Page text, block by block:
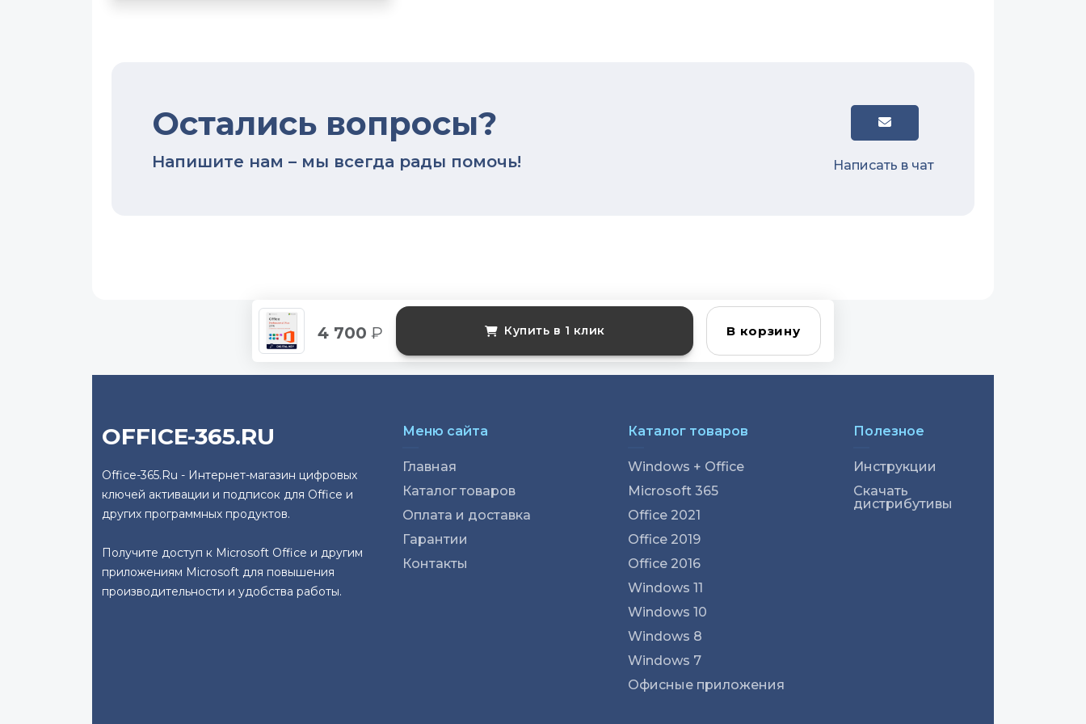
Остались вопросы?
Напишите нам – мы всегда рады помочь! Написать в чат
4 700 ₽ Купить в 1 клик В корзину
OFFICE-365.RU
Office-365.Ru - Интернет-магазин цифровых
ключей активации и подписок для Office и
других программных продуктов.
Получите доступ к Microsoft Office и другим
приложениям Microsoft для повышения
производительности и удобства работы.
Меню сайта
Главная
Каталог товаров
Оплата и доставка
Гарантии
Контакты
Каталог товаров
Windows + Office
Microsoft 365
Office 2021
Office 2019
Office 2016
Windows 11
Windows 10
Windows 8
Windows 7
Офисные приложения
Полезное
Инструкции
Скачать
дистрибутивы